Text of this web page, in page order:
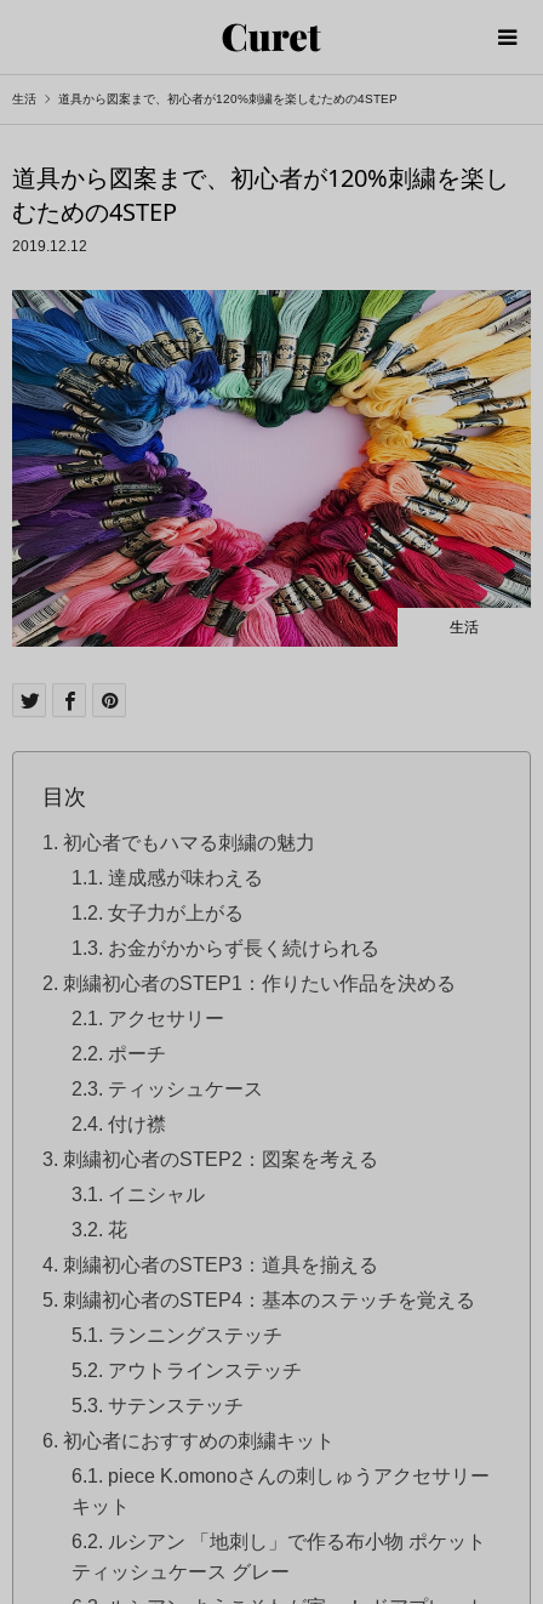
生活 道具から図案まで、初心者が120%刺繍を楽しむための4STEP
道具から図案まで、初心者が120%刺繍を楽し
むための4STEP
2019.12.12
生活
目次
初心者でもハマる刺繍の魅力
達成感が味わえる
女子力が上がる
お金がかからず長く続けられる
刺繍初心者のSTEP1：作りたい作品を決める
アクセサリー
ポーチ
ティッシュケース
付け襟
刺繍初心者のSTEP2：図案を考える
イニシャル
花
刺繍初心者のSTEP3：道具を揃える
刺繍初心者のSTEP4：基本のステッチを覚える
ランニングステッチ
アウトラインステッチ
サテンステッチ
初心者におすすめの刺繍キット
piece K.omonoさんの刺しゅうアクセサリー
キット
ルシアン 「地刺し」で作る布小物 ポケット
ティッシュケース グレー